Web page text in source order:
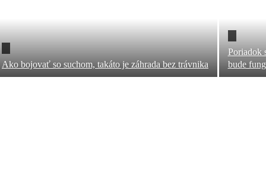
Ako bojovať so suchom, takáto je záhrada bez trávnika
Poriadok
bude